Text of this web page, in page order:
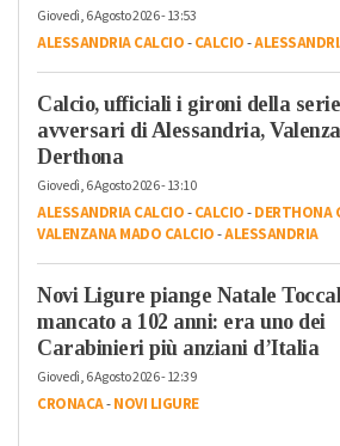
Giovedì, 6 Agosto 2026 - 13:53
ALESSANDRIA CALCIO-CALCIO-
Calcio, ufficiali i gironi della
avversari di Alessandria,
Derthona
Giovedì, 6 Agosto 2026 - 13:10
ALESSANDRIA CALCIO-CALCIO-DERTHONA
VALENZANA MADO CALCIO-ALESSANDRIA
Novi Ligure piange Natale
mancato a 102 anni: era uno dei
Carabinieri più anziani d’Italia
Giovedì, 6 Agosto 2026 - 12:39
CRONACA-NOVI LIGURE